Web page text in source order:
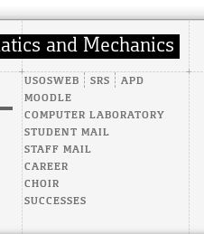
USOSWEB SRS
APD
MOODLE
COMPUTER LABORATORY
STUDENT MAIL
STAFF MAIL
CAREER
CHOIR
SUCCESSES